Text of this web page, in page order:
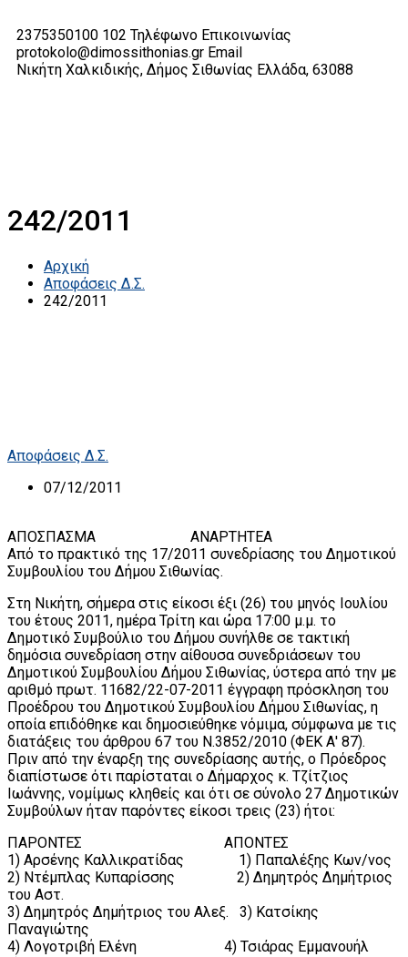
2375350100 102 Τηλέφωνο Επικοινωνίας
protokolo@dimossithonias.gr Email
Νικήτη Χαλκιδικής, Δήμος Σιθωνίας Ελλάδα, 63088
242/2011
Αρχική
Αποφάσεις Δ.Σ.
242/2011
Αποφάσεις Δ.Σ.
07/12/2011
ΑΠΟΣΠΑΣΜΑ ΑΝΑΡΤΗΤΕΑ
Από το πρακτικό της 17/2011 συνεδρίασης του Δημοτικού
Συμβουλίου του Δήμου Σιθωνίας.
Στη Νικήτη, σήμερα στις είκοσι έξι (26) του μηνός Ιουλίου
του έτους 2011, ημέρα Τρίτη και ώρα 17:00 μ.μ. το
Δημοτικό Συμβούλιο του Δήμου συνήλθε σε τακτική
δημόσια συνεδρίαση στην αίθουσα συνεδριάσεων του
Δημοτικού Συμβουλίου Δήμου Σιθωνίας, ύστερα από την με
αριθμό πρωτ. 11682/22-07-2011 έγγραφη πρόσκληση του
Προέδρου του Δημοτικού Συμβουλίου Δήμου Σιθωνίας, η
οποία επιδόθηκε και δημοσιεύθηκε νόμιμα, σύμφωνα με τις
διατάξεις του άρθρου 67 του Ν.3852/2010 (ΦΕΚ Α' 87).
Πριν από την έναρξη της συνεδρίασης αυτής, ο Πρόεδρος
διαπίστωσε ότι παρίσταται ο Δήμαρχος κ. Τζίτζιος
Ιωάννης, νομίμως κληθείς και ότι σε σύνολο 27 Δημοτικών
Συμβούλων ήταν παρόντες είκοσι τρεις (23) ήτοι:
ΠΑΡΟΝΤΕΣ ΑΠΟΝΤΕΣ
1) Αρσένης Καλλικρατίδας 1) Παπαλέξης Κων/νος
2) Ντέμπλας Κυπαρίσσης 2) Δημητρός Δημήτριος
του Αστ.
3) Δημητρός Δημήτριος του Αλεξ. 3) Κατσίκης
Παναγιώτης
4) Λογοτριβή Ελένη 4) Τσιάρας Εμμανουήλ